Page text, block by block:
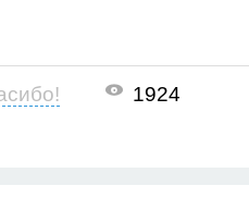
1924